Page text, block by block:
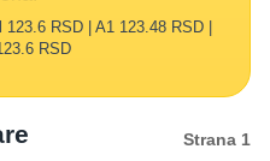
RSD | A1 123.48 RSD |
RSD
Strana 1